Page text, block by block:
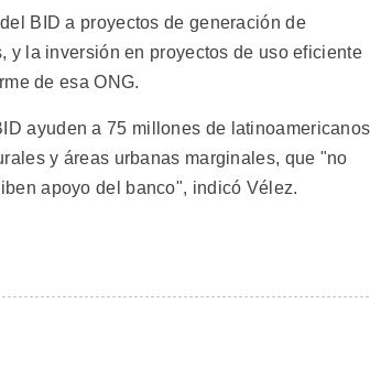
BID a proyectos de generación de
la inversión en proyectos de uso eficiente
de esa ONG.
ayuden a 75 millones de latinoamericanos
y áreas urbanas marginales, que "no
apoyo del banco", indicó Vélez.